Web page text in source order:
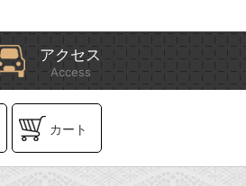
アクセス
Access
カート